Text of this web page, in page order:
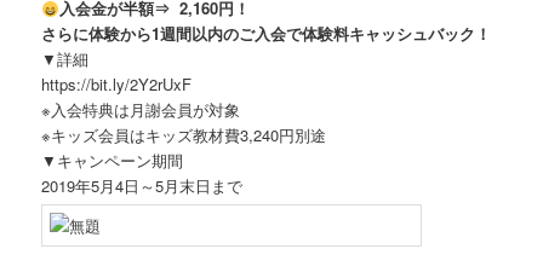
入会金が半額⇒ 2,160円！
さらに体験から1週間以内のご入会で体験料キャッシュバック！
▼詳細
https://bit.ly/2Y2rUxF
※入会特典は月謝会員が対象
※キッズ会員はキッズ教材費3,240円別途
▼キャンペーン期間
2019年5月4日～5月末日まで